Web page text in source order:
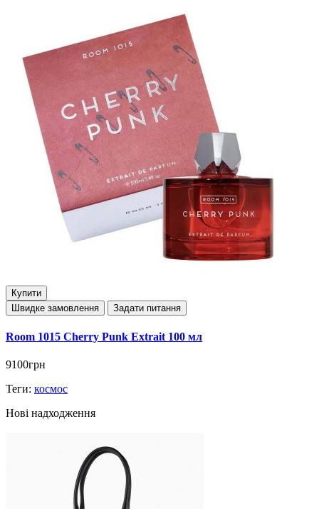
Купити
Швидке замовлення
Задати питання
Room 1015 Cherry Punk Extrait 100 мл
9100грн
Теги: космос
Нові надходження